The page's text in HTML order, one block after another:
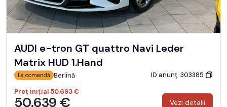
AUDI e-tron GT quattro Navi Leder
Matrix HUD 1.Hand
La comandă Berlină
ID anunț: 303385
Preț inițial50.693 €
50.639 € Vezi detalii